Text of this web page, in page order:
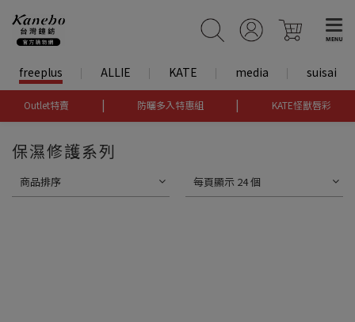
freeplus ALLIE KATE media suisai
Outlet特賣 | 防曬多入特惠組 | KATE怪獸唇彩
保濕修護系列
商品排序 每頁顯示 24 個